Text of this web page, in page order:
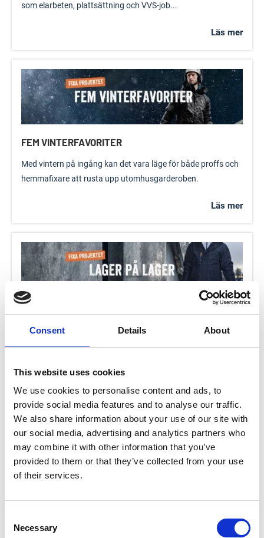
Consent Details About
This website uses cookies
We use cookies to personalise content and ads, to
provide social media features and to analyse our traffic.
We also share information about your use of our site with
our social media, advertising and analytics partners who
may combine it with other information that you’ve
provided to them or that they’ve collected from your use
of their services.
Selection
Necessary
som elarbeten, plattsättning och VVS-job...
Läs mer
FEM VINTERFAVORITER
Med vintern på ingång kan det vara läge för både proffs och
hemmafixare att rusta upp utomhusgarderoben.
Läs mer
LAGER PÅ LAGER
klimatskalet på ett hus, tak, fasad, fönster, ytterdörrar och